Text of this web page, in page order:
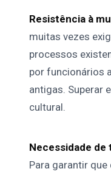
Resistência à
muitas vezes
processos
por funcionários
antigas. Superar
cultural.
Necessidade
Para garantir